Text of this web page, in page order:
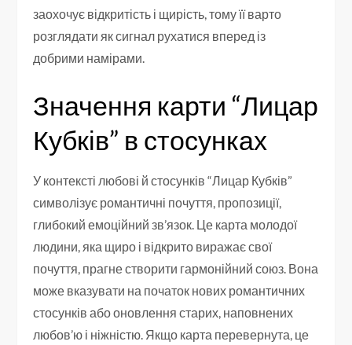
заохочує відкритість і щирість, тому її варто
розглядати як сигнал рухатися вперед із
добрими намірами.
Значення карти “Лицар
Кубків” в стосунках
У контексті любові й стосунків “Лицар Кубків”
символізує романтичні почуття, пропозиції,
глибокий емоційний зв’язок. Це карта молодої
людини, яка щиро і відкрито виражає свої
почуття, прагне створити гармонійний союз. Вона
може вказувати на початок нових романтичних
стосунків або оновлення старих, наповнених
любов’ю і ніжністю. Якщо карта перевернута, це